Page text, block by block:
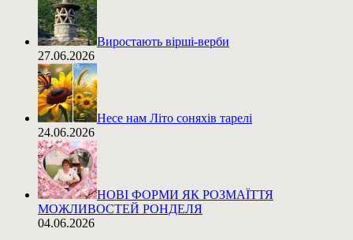
Виростають вірші-верби
27.06.2026
Несе нам Літо соняхів тарелі
24.06.2026
НОВІ ФОРМИ ЯК РОЗМАЇТТЯ
МОЖЛИВОСТЕЙ РОНДЕЛЯ
04.06.2026